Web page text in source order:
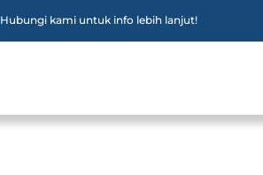
Hubungi kami untuk info lebih lanjut!